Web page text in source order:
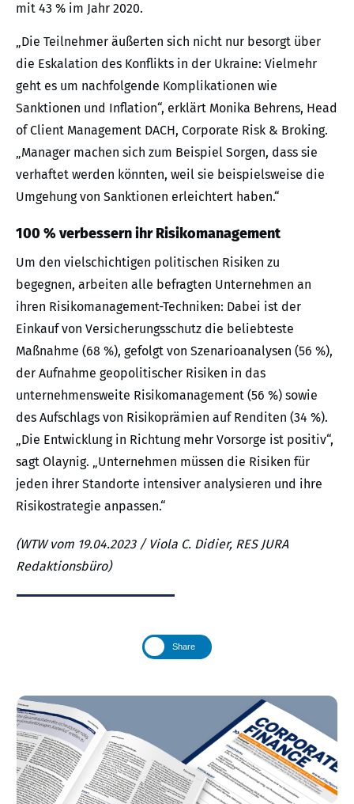
mit 43 % im Jahr 2020.
„Die Teilnehmer äußerten sich nicht nur besorgt über
die Eskalation des Konflikts in der Ukraine: Vielmehr
geht es um nachfolgende Komplikationen wie
Sanktionen und Inflation“, erklärt Monika Behrens, Head
of Client Management DACH, Corporate Risk & Broking.
„Manager machen sich zum Beispiel Sorgen, dass sie
verhaftet werden könnten, weil sie beispielsweise die
Umgehung von Sanktionen erleichtert haben.“
100 % verbessern ihr Risikomanagement
Um den vielschichtigen politischen Risiken zu
begegnen, arbeiten alle befragten Unternehmen an
ihren Risikomanagement-Techniken: Dabei ist der
Einkauf von Versicherungsschutz die beliebteste
Maßnahme (68 %), gefolgt von Szenarioanalysen (56 %),
der Aufnahme geopolitischer Risiken in das
unternehmensweite Risikomanagement (56 %) sowie
des Aufschlags von Risikoprämien auf Renditen (34 %).
„Die Entwicklung in Richtung mehr Vorsorge ist positiv“,
sagt Olaynig. „Unternehmen müssen die Risiken für
jeden ihrer Standorte intensiver analysieren und ihre
Risikostrategie anpassen.“
(WTW vom 19.04.2023 / Viola C. Didier, RES JURA
Redaktionsbüro)
Share